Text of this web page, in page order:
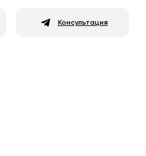
Консультация